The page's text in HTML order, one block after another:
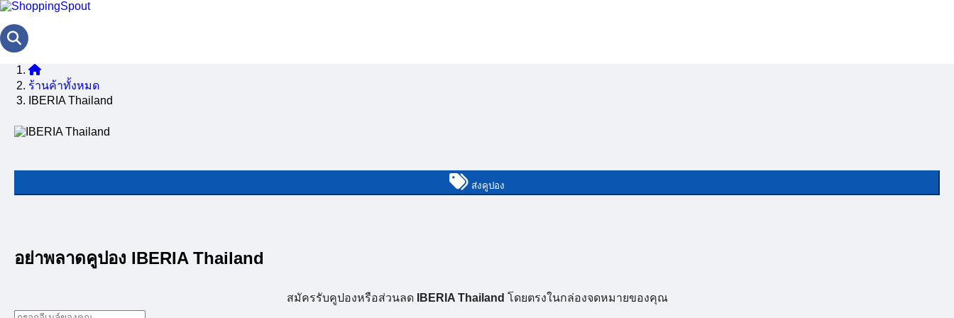
ร้านค้าทั้งหมด
IBERIA Thailand
ส่งคูปอง
อย่าพลาดคูปอง IBERIA Thailand
สมัครรับคูปองหรือส่วนลด IBERIA Thailand โดยตรงในกล่องจดหมายของคุณ